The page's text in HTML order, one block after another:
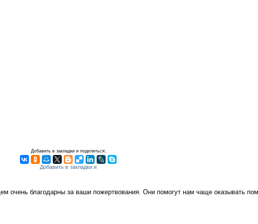
Добавить в закладки и поделиться:
очень благодарны за ваши пожертвования. Они помогут нам чаще оказывать